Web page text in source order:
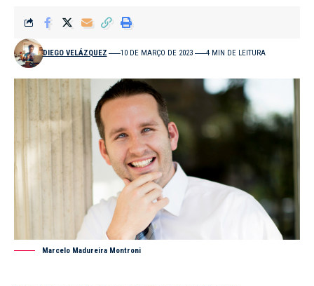
DIEGO VELÁZQUEZ 10 DE MARÇO DE 2023 4 MIN DE LEITURA
Marcelo Madureira Montroni